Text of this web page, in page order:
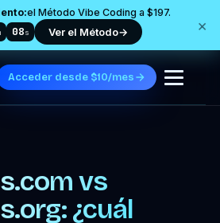
el Método Vibe Coding a $197.
06s Ver el Método→ ×
Acceder desde $10/mes
vs
¿cuál